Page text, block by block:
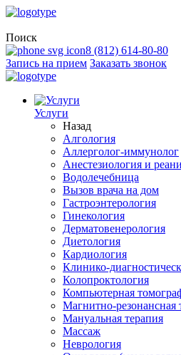
Поиск
8 (812) 614-80-80
Запись на прием Заказать звонок
Услуги
Назад
Алгология
Аллерголог-иммунолог
Анестезиология и
Водолечебница
Вызов врача на дом
Гастроэнтерология
Гинекология
Дерматовенерология
Диетология
Кардиология
Клинико-
Колопроктология
Компьютерная
Магнитно-резонансная
Мануальная терапия
Массаж
Неврология